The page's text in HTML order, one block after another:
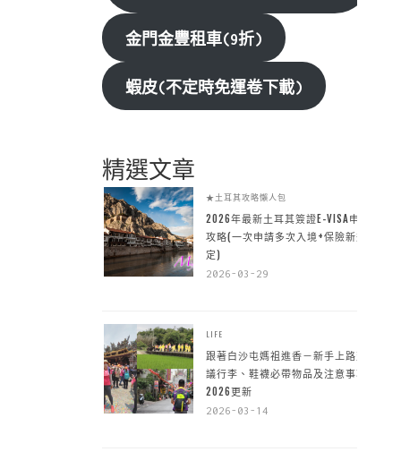
金門金豐租車(9折)
蝦皮(不定時免運卷下載)
精選文章
★土耳其攻略懶人包
2026年最新土耳其簽證E-VISA申請
攻略(一次申請多次入境+保險新規
定)
2026-03-29
LIFE
跟著白沙屯媽祖進香－新手上路建
議行李、鞋襪必帶物品及注意事項
2026更新
2026-03-14